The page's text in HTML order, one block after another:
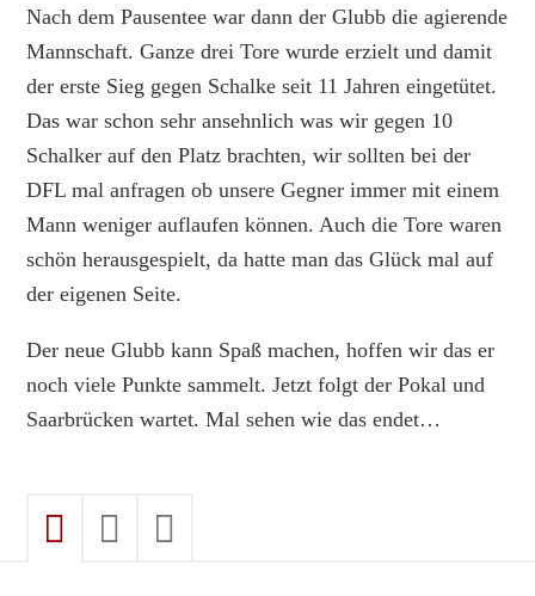
Nach dem Pausentee war dann der Glubb die agierende
Mannschaft. Ganze drei Tore wurde erzielt und damit
der erste Sieg gegen Schalke seit 11 Jahren eingetütet.
Das war schon sehr ansehnlich was wir gegen 10
Schalker auf den Platz brachten, wir sollten bei der
DFL mal anfragen ob unsere Gegner immer mit einem
Mann weniger auflaufen können. Auch die Tore waren
schön herausgespielt, da hatte man das Glück mal auf
der eigenen Seite.
Der neue Glubb kann Spaß machen, hoffen wir das er
noch viele Punkte sammelt. Jetzt folgt der Pokal und
Saarbrücken wartet. Mal sehen wie das endet…